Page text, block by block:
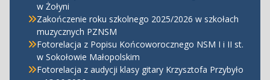
w Żołyni
Zakończenie roku szkolnego 2025/2026 w szkołach
muzycznych PZNSM
Fotorelacja z Popisu Końcoworocznego NSM I i II st.
w Sokołowie Małopolskim
Fotorelacja z audycji klasy gitary Krzysztofa Przybyło